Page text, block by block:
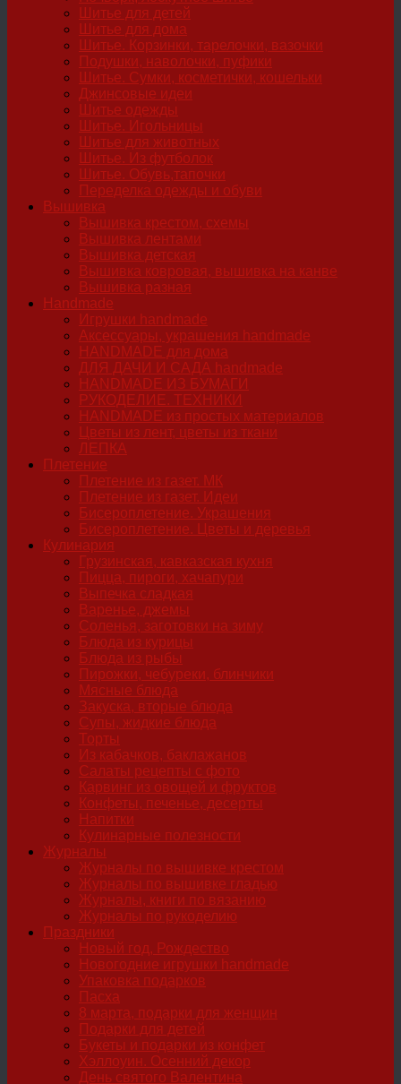
Шитье для детей
Шитье для дома
Шитье. Корзинки, тарелочки, вазочки
Подушки, наволочки, пуфики
Шитье. Сумки, косметички, кошельки
Джинсовые идеи
Шитье одежды
Шитье. Игольницы
Шитье для животных
Шитье. Из футболок
Шитье. Обувь,тапочки
Переделка одежды и обуви
Вышивка
Вышивка крестом, схемы
Вышивка лентами
Вышивка детская
Вышивка ковровая, вышивка на канве
Вышивка разная
Handmade
Игрушки handmade
Аксессуары, украшения handmade
HANDMADE для дома
ДЛЯ ДАЧИ И САДА handmade
HANDMADE ИЗ БУМАГИ
РУКОДЕЛИЕ. ТЕХНИКИ
HANDMADE из простых материалов
Цветы из лент, цветы из ткани
ЛЕПКА
Плетение
Плетение из газет. МК
Плетение из газет. Идеи
Бисероплетение. Украшения
Бисероплетение. Цветы и деревья
Кулинария
Грузинская, кавказская кухня
Пицца, пироги, хачапури
Выпечка сладкая
Варенье, джемы
Соленья, заготовки на зиму
Блюда из курицы
Блюда из рыбы
Пирожки, чебуреки, блинчики
Мясные блюда
Закуска, вторые блюда
Супы, жидкие блюда
Торты
Из кабачков, баклажанов
Салаты рецепты с фото
Карвинг из овощей и фруктов
Конфеты, печенье, десерты
Напитки
Кулинарные полезности
Журналы
Журналы по вышивке крестом
Журналы по вышивке гладью
Журналы, книги по вязанию
Журналы по рукоделию
Праздники
Новый год, Рождество
Новогодние игрушки handmade
Упаковка подарков
Пасха
8 марта, подарки для женщин
Подарки для детей
Букеты и подарки из конфет
Хэллоуин. Осенний декор
День святого Валентина